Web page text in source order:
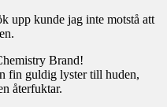
upp kunde jag inte motstå att
Brand!
fin guldig lyster till huden,
återfuktar.